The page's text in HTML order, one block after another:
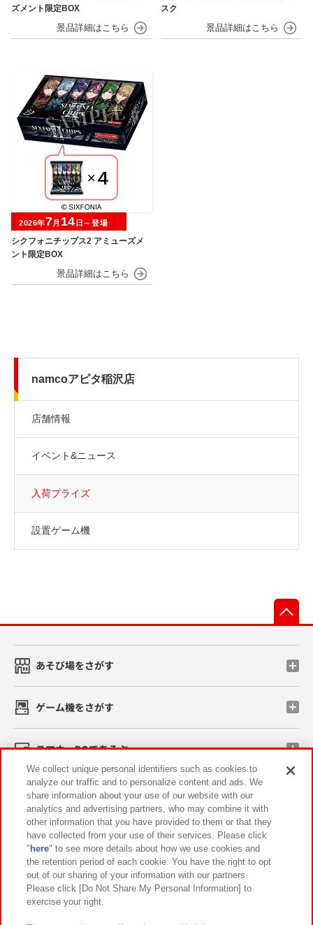
ズメント限定BOX
スク
シクフォニチップス2 アミューズメ
ント限定BOX
2026年7月 14 日～登場
namcoアピタ稲沢店
店舗情報
イベント&ニュース
入荷プライズ
設置ゲーム機
あそび場をさがす
ゲーム機をさがす
スマホ・PCであそぶ
イベント・キャンペーン
関連会社 サステナビリティ サイトポリシー
プライバシーポリシー ウェブアクセシビリティ方針と検証結果
お取引先さまとともに
We collect unique personal identifiers such as cookies to
analyze our traffic and to personalize content and ads. We
share information about your use of our website with our
analytics and advertising partners, who may combine it with
other information that you have provided to them or that they
have collected from your use of their services. Please click
" here" to see more details about how we use cookies and
the retention period of each cookie. You have the right to opt
out of our sharing of your information with our partners.
Please click [Do Not Share My Personal Information] to
exercise your right.